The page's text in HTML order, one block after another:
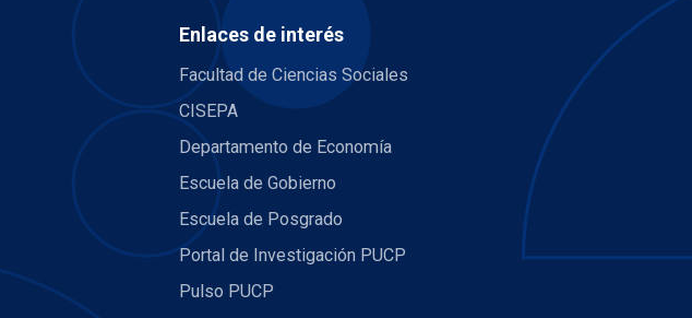
Enlaces de interés
Facultad de Ciencias Sociales
CISEPA
Departamento de Economía
Escuela de Gobierno
Escuela de Posgrado
Portal de Investigación PUCP
Pulso PUCP